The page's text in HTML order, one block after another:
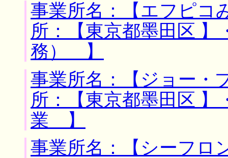
事業所名：【エフピ
所：【東京都墨田区 】
務） 】
事業所名：【ジョー
所：【東京都墨田区
業 】
事業所名：【シーフロ